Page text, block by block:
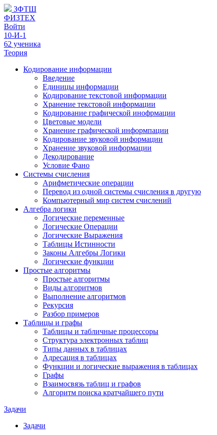
ЗФТШ
ФИЗТЕХ
Войти
10-И-1
62 ученика
Теория
Кодирование информации
Введение
Единицы информации
Кодирование текстовой информации
Хранение текстовой информации
Кодирование графической инофрмации
Цветовые модели
Хранение графической информпации
Кодирование звуковой информации
Хранение звуковой информации
Декодирование
Условие Фано
Системы счисления
Арифметические операции
Перевод из одной системы счисления в другую
Компьютерный мир систем счислений
Алгебра логики
Логические переменные
Логические Операции
Логические Выражения
Таблицы Истинности
Законы Алгебры Логики
Логические функции
Простые алгоритмы
Простые алгоритмы
Виды алгоритмов
Выполнение алгоритмов
Рекурсия
Разбор примеров
Таблицы и графы
Таблицы и табличные процессоры
Структура электронных таблиц
Типы данных в таблицах
Адресация в таблицах
Функции и логические выражения в таблицах
Графы
Взаимосвязь таблиц и графов
Алгоритм поиска кратчайшего пути
Задачи
Задачи